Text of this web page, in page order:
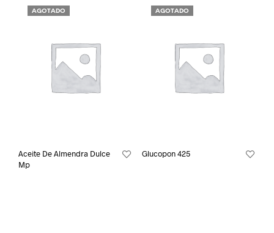
AGOTADO
Aceite De Almendra Dulce
Mp
AGOTADO
Glucopon 425